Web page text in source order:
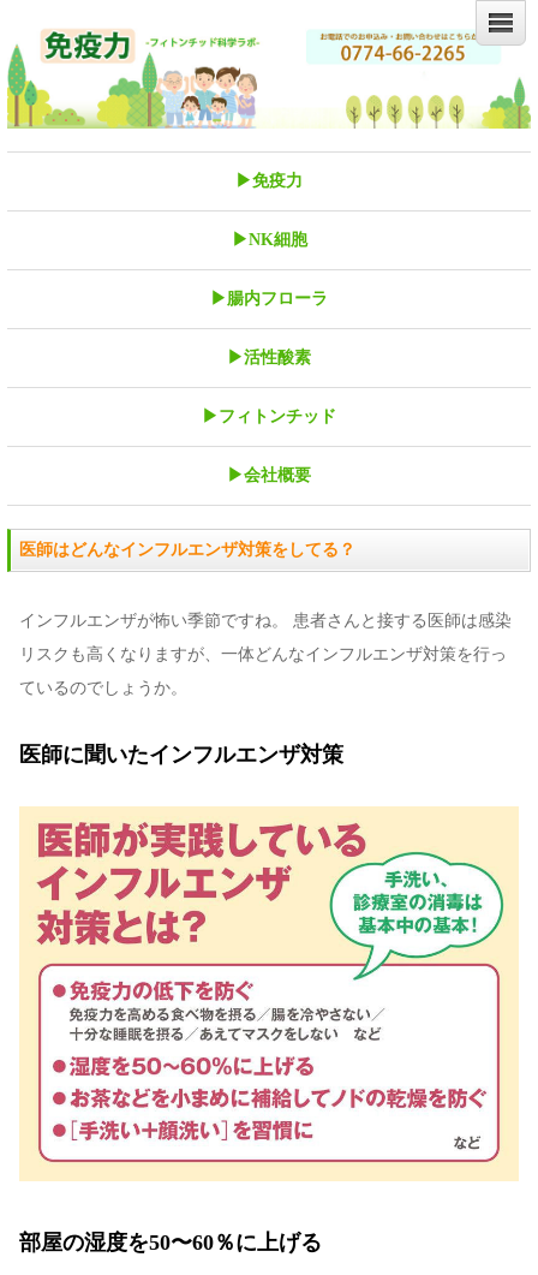
▶免疫力
▶NK細胞
▶腸内フローラ
▶活性酸素
▶フィトンチッド
▶会社概要
医師はどんなインフルエンザ対策をしてる？
インフルエンザが怖い季節ですね。 患者さんと接する医師は感染
リスクも高くなりますが、一体どんなインフルエンザ対策を行っ
ているのでしょうか。
医師に聞いたインフルエンザ対策
部屋の湿度を50〜60％に上げる